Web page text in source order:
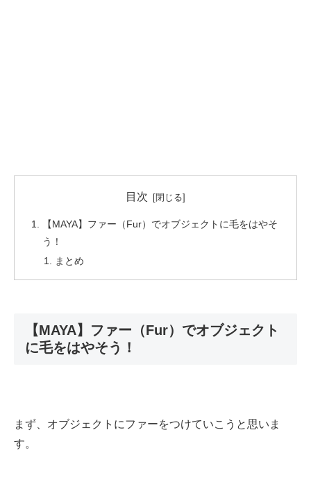
目次
【MAYA】ファー（Fur）でオブジェクトに毛をはやそ
う！
まとめ
【MAYA】ファー（Fur）でオブジェクト
に毛をはやそう！
まず、オブジェクトにファーをつけていこうと思いま
す。